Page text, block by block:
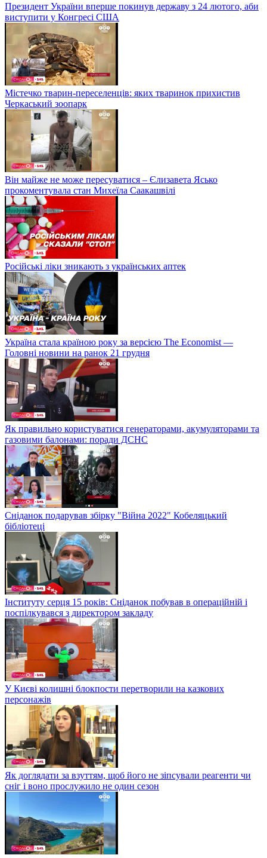
Президент України вперше покинув державу з 24 лютого, аби
виступити у Конгресі США
Містечко тварин-переселенців: яких тваринок прихистив
Черкаський зоопарк
Він майже не може пересуватися – Єлизавета Ясько
прокоментувала стан Михеїла Саакашвілі
Російські ліки зникають з українських аптек
Україна стала країною року за версією The Economist —
Головні новини на ранок 21 грудня
Як правильно користуватися генераторами, акумуляторами та
газовими балонами: поради ДСНС
Сніданок подарував збірку "Війна 2022" Кобеляцький
бібліотеці
Інституту серця 15 років: Сніданок побував в операційній і
поспілкувався з директором закладу
У Києві колишні блокпости перетворили на казкових
персонажів
Як доглядати за взуттям, щоб його не зіпсували реагенти чи
сніг і воно прослужило не один сезон